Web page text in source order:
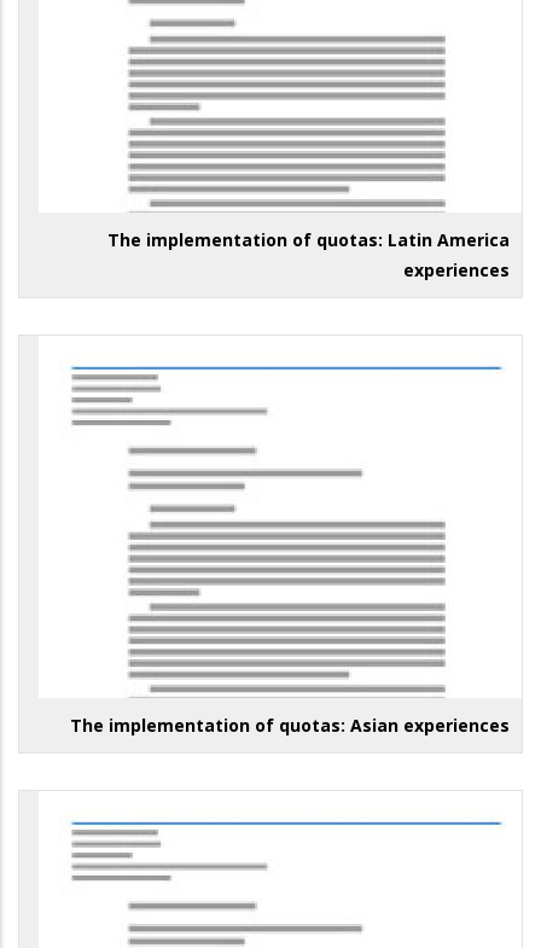
The implementation of quotas: Latin America
experiences
The implementation of quotas: Asian experiences